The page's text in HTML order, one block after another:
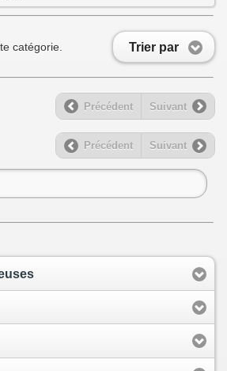
Trier par
catégorie.
Précédent Suivant
Précédent Suivant